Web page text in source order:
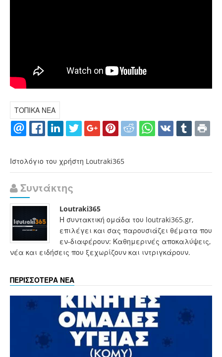
ΤΟΠΙΚΑ ΝΕΑ
Ιστολόγιο του χρήστη Loutraki365
Συντάκτης
Loutraki365
Η συντακτική ομάδα του loutraki365.gr,
επιλέγει και σας παρουσιάζει θέματα που
εν-διαφέρουν: Καθημερινές αποκαλύψεις,
νέα και ειδήσεις που ξεχωρίζουν και ιντριγκάρουν.
ΠΕΡΙΣΣΟΤΕΡΑ ΝΕΑ